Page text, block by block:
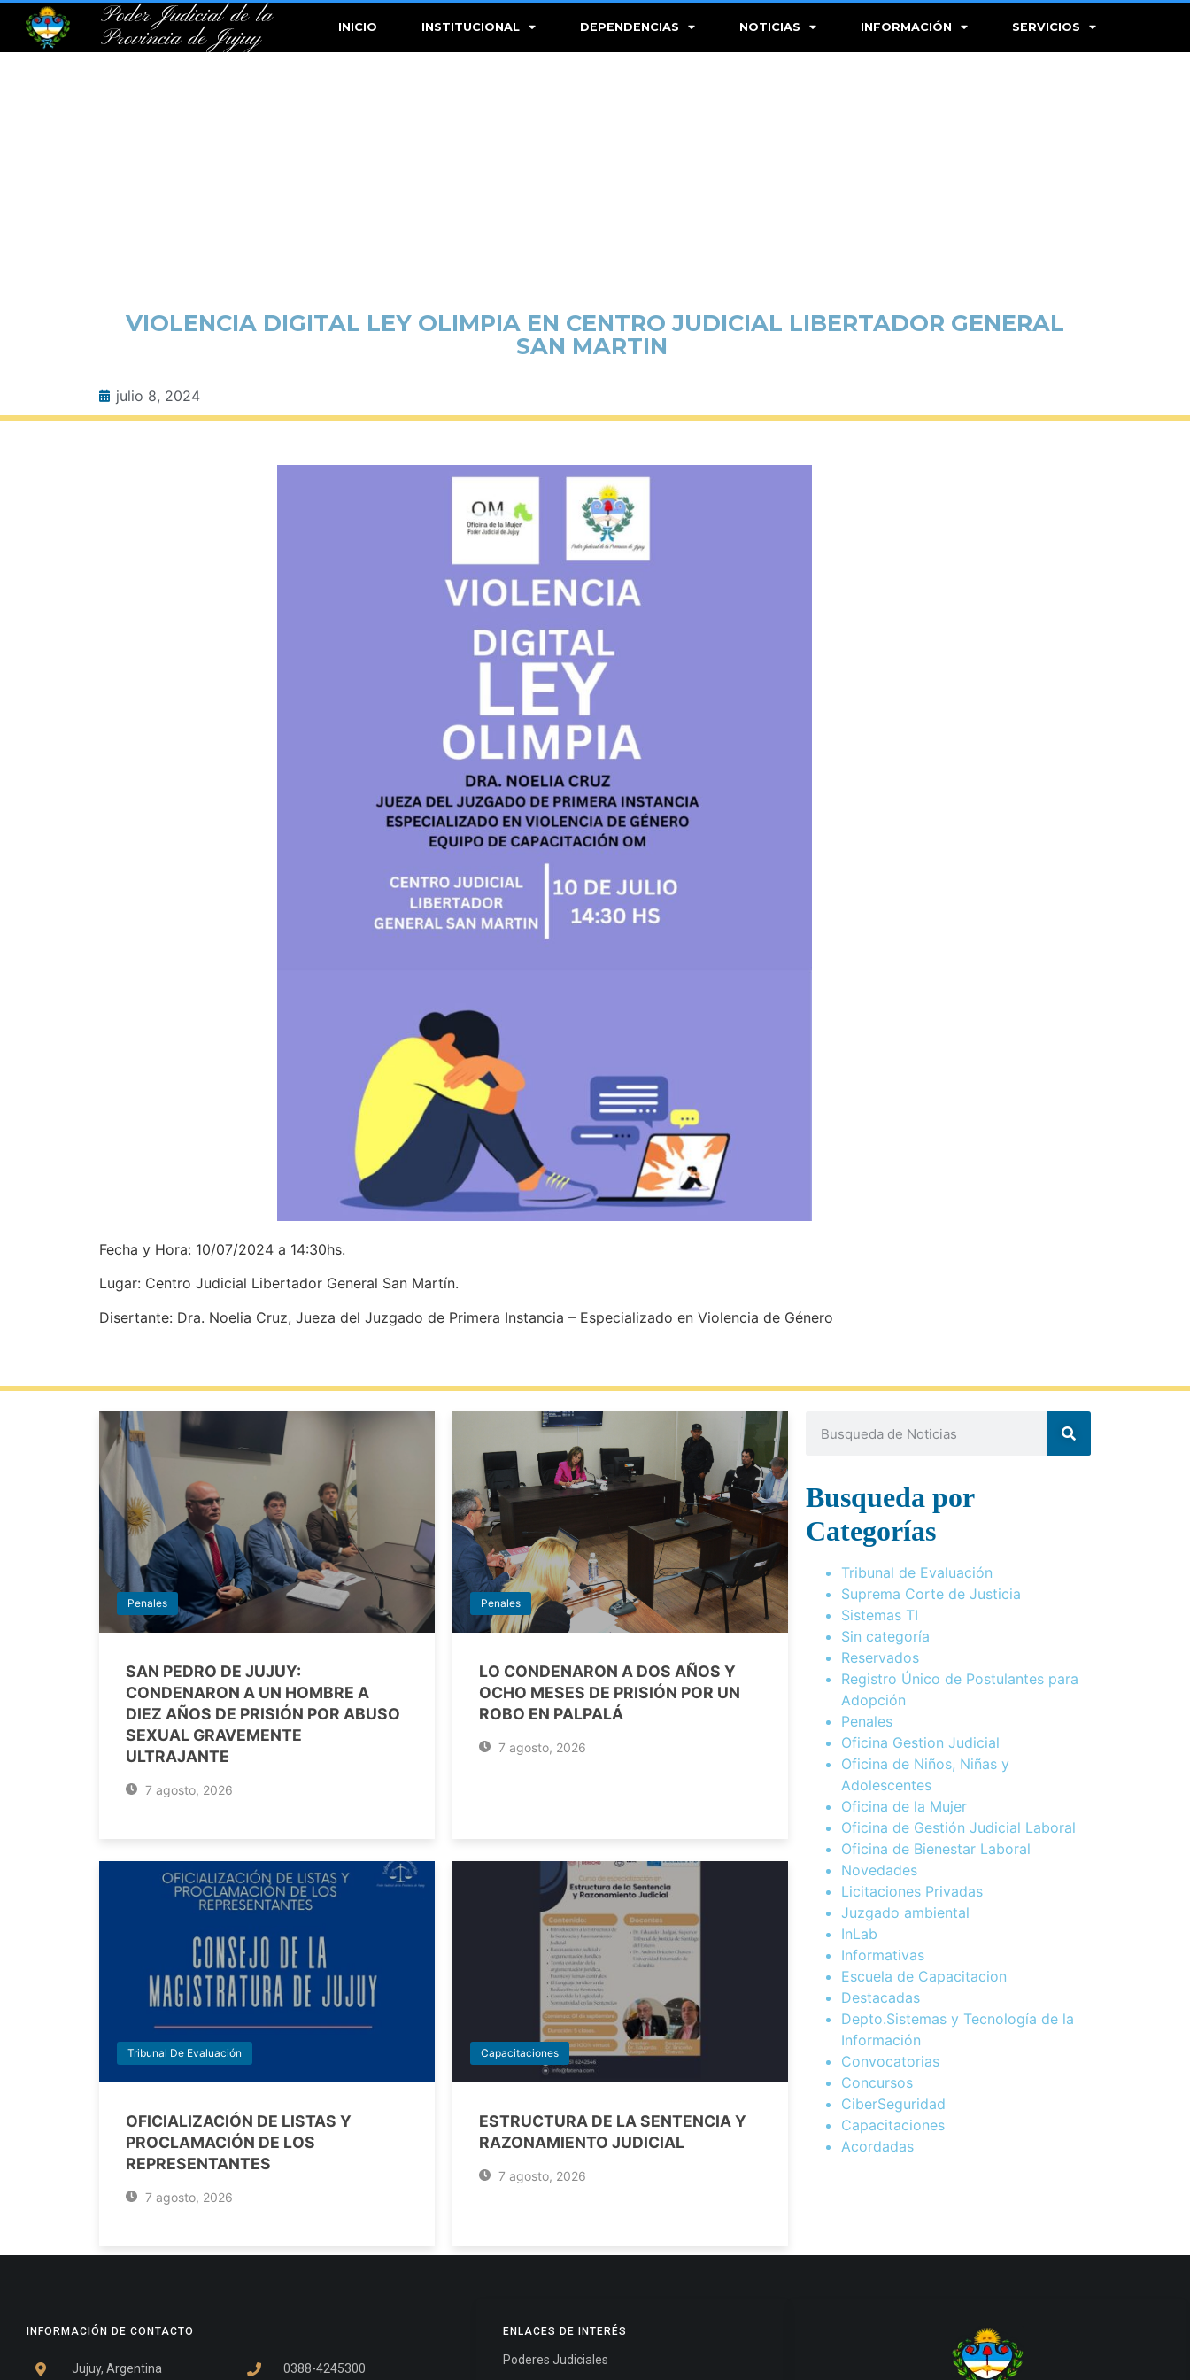
Poder Judicial de la
Provincia de Jujuy
INICIO INSTITUCIONAL DEPENDENCIAS NOTICIAS INFORMACIÓN SERVICIOS
VIOLENCIA DIGITAL LEY OLIMPIA EN CENTRO JUDICIAL LIBERTADOR GENERAL
SAN MARTIN
julio 8, 2024
Fecha y Hora: 10/07/2024 a 14:30hs.
Lugar: Centro Judicial Libertador General San Martín.
Disertante: Dra. Noelia Cruz, Jueza del Juzgado de Primera Instancia – Especializado en Violencia de Género
Penales
SAN PEDRO DE JUJUY:
CONDENARON A UN HOMBRE A
DIEZ AÑOS DE PRISIÓN POR ABUSO
SEXUAL GRAVEMENTE
ULTRAJANTE
7 agosto, 2026
Penales
LO CONDENARON A DOS AÑOS Y
OCHO MESES DE PRISIÓN POR UN
ROBO EN PALPALÁ
7 agosto, 2026
Tribunal De Evaluación
OFICIALIZACIÓN DE LISTAS Y
PROCLAMACIÓN DE LOS
REPRESENTANTES
7 agosto, 2026
Capacitaciones
ESTRUCTURA DE LA SENTENCIA Y
RAZONAMIENTO JUDICIAL
7 agosto, 2026
Busqueda por
Categorías
Tribunal de Evaluación
Suprema Corte de Justicia
Sistemas TI
Sin categoría
Reservados
Registro Único de Postulantes para
Adopción
Penales
Oficina Gestion Judicial
Oficina de Niños, Niñas y
Adolescentes
Oficina de la Mujer
Oficina de Gestión Judicial Laboral
Oficina de Bienestar Laboral
Novedades
Licitaciones Privadas
Juzgado ambiental
InLab
Informativas
Escuela de Capacitacion
Destacadas
Depto.Sistemas y Tecnología de la
Información
Convocatorias
Concursos
CiberSeguridad
Capacitaciones
Acordadas
INFORMACIÓN DE CONTACTO
Jujuy, Argentina 0388-4245300
ENLACES DE INTERÉS
Poderes Judiciales